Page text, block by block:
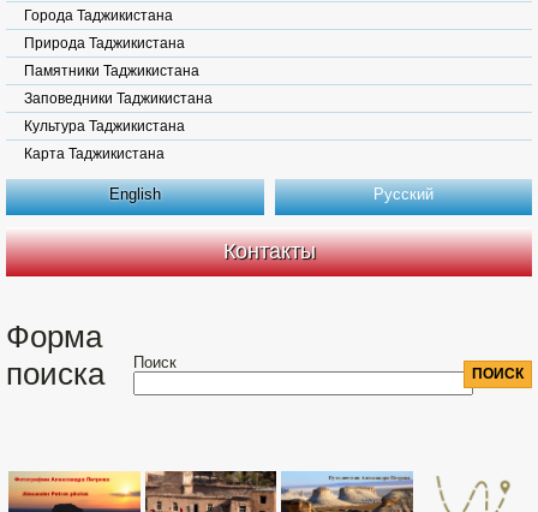
Города Таджикистана
Природа Таджикистана
Памятники Таджикистана
Заповедники Таджикистана
Культура Таджикистана
Карта Таджикистана
English Русский
Контакты
Форма
поиска
Поиск